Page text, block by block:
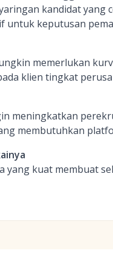
kandidat yang
untuk keputusan
memerlukan
klien tingkat
meningkatkan
membutuhkan
yang kuat membuat